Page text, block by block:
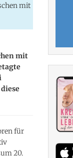
mit
mit
für
20.